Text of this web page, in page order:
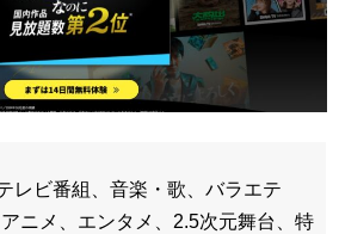
レビ番組、音楽・歌、バラエテ
ニメ、エンタメ、2.5次元舞台、特